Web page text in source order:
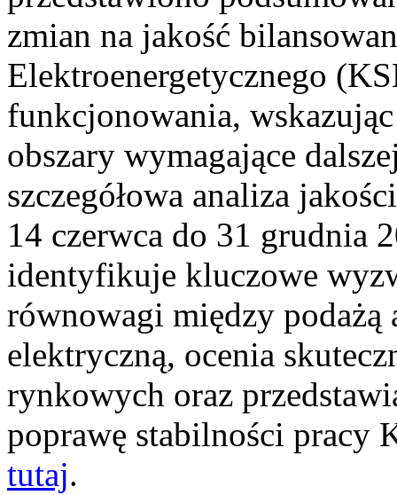
zmian na jakość
Elektroenergetycznego
funkcjonowania,
obszary wymagające
szczegółowa analiza
14 czerwca do 31 grudnia
identyfikuje kluczowe
równowagi między podażą
elektryczną, ocenia
rynkowych oraz
poprawę stabilności pracy
tutaj.